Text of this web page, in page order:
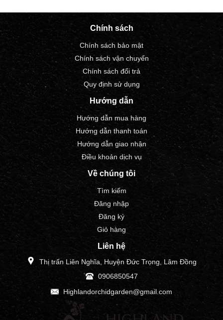
Chính sách
Chính sách bảo mật
Chính sách vận chuyển
Chính sách đổi trả
Quy định sử dụng
Hướng dẫn
Hướng dẫn mua hàng
Hướng dẫn thanh toán
Hướng dẫn giao nhận
Điều khoản dịch vụ
Về chúng tôi
Tìm kiếm
Đăng nhập
Đăng ký
Giỏ hàng
Liên hệ
Thị trấn Liên Nghĩa, Huyện Đức Trọng, Lâm Đồng
0906850547
Highlandorchidgarden@gmail.com